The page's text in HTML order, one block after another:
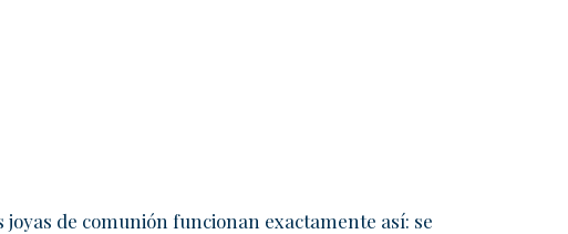
de comunión funcionan exactamente así: se